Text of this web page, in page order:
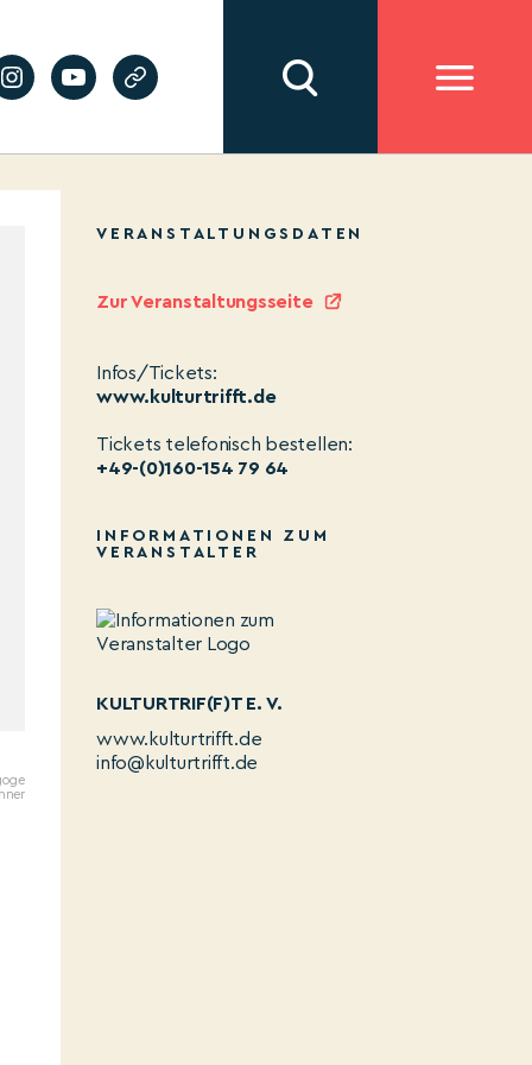
VERANSTALTUNGSDATEN
Zur Veranstaltungsseite
Infos/Tickets:
www.kulturtrifft.de
Tickets telefonisch bestellen:
+49-(0)160-154 79 64
INFORMATIONEN ZUM
VERANSTALTER
KULTURTRIF(F)T E. V.
www.kulturtrifft.de
info@kulturtrifft.de